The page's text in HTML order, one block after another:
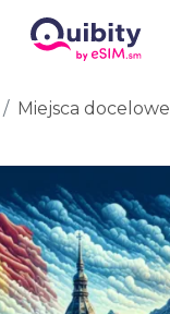
Miejsca docelowe